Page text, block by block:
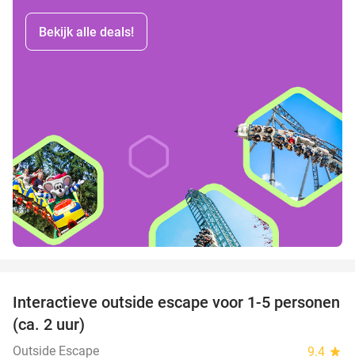
Bekijk alle deals!
27%
Interactieve outside escape voor 1-5 personen
(ca. 2 uur)
Outside Escape 9.4 star